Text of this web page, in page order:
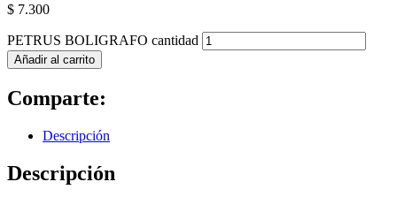
$ 7.300
PETRUS BOLIGRAFO cantidad
Añadir al carrito
Comparte:
Descripción
Descripción